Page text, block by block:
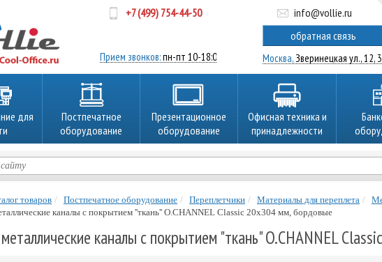
+7 (499) 754-44-50
Прием звонков:пн-пт 10-18:00
info@vollie.ru
обратная связь
Москва,Зверинецкая ул., 12,
для
Постпечатное
оборудование
Презентационное
оборудование
Офисная техника и
принадлежности
товаров Постпечатное оборудование Переплетчики Материалы для переплета
каналы с покрытием ''ткань'' O.CHANNEL Classic 20х304 мм, бордовые
каналы с покрытием "ткань" O.CHANNEL